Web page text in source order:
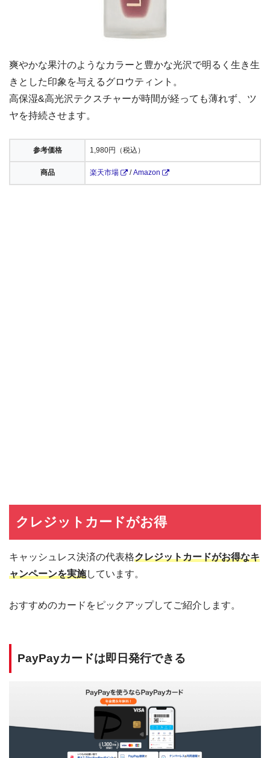
爽やかな果汁のようなカラーと豊かな光沢で明るく生き生
きとした印象を与えるグロウティント。
高保湿&高光沢テクスチャーが時間が経っても薄れず、ツ
ヤを持続させます。
参考価格 1,980円（税込）
商品 楽天市場 /Amazon
クレジットカードがお得
キャッシュレス決済の代表格クレジットカードがお得なキ
ャンペーンを実施しています。
おすすめのカードをピックアップしてご紹介します。
PayPayカードは即日発行できる